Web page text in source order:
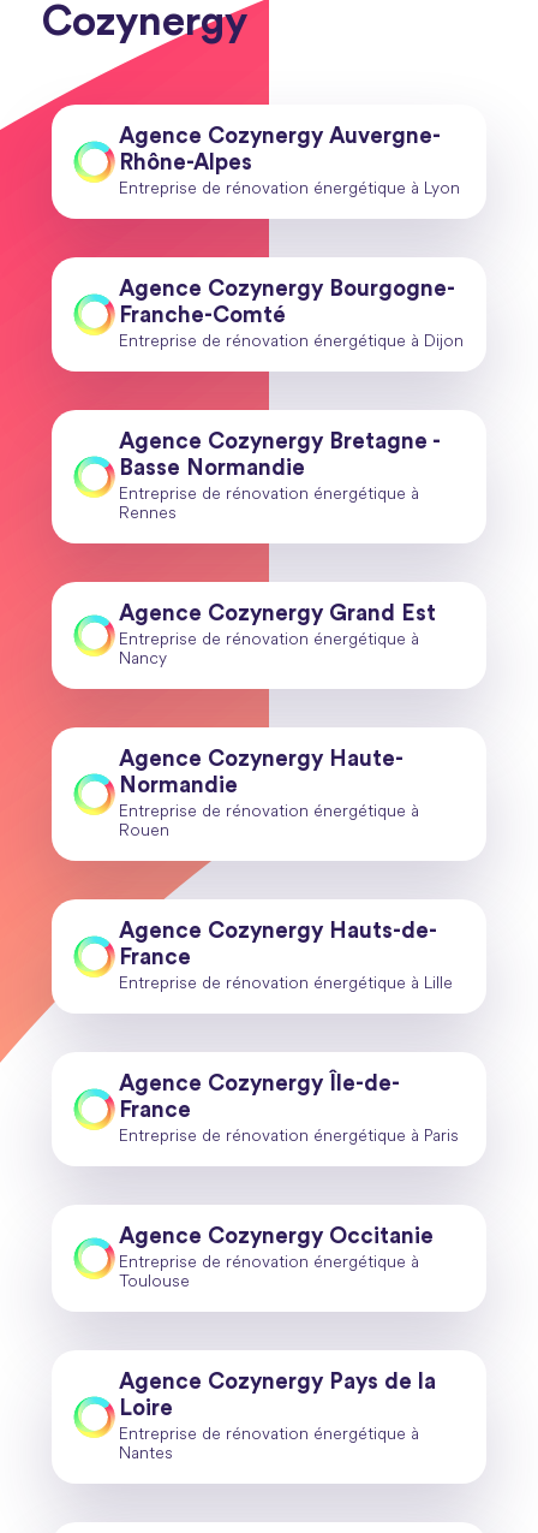
Cozynergy
Agence Cozynergy Auvergne-
Rhône-Alpes
Entreprise de rénovation énergétique à Lyon
Agence Cozynergy Bourgogne-
Franche-Comté
Entreprise de rénovation énergétique à Dijon
Agence Cozynergy Bretagne -
Basse Normandie
Entreprise de rénovation énergétique à
Rennes
Agence Cozynergy Grand Est
Entreprise de rénovation énergétique à
Nancy
Agence Cozynergy Haute-
Normandie
Entreprise de rénovation énergétique à
Rouen
Agence Cozynergy Hauts-de-
France
Entreprise de rénovation énergétique à Lille
Agence Cozynergy Île-de-
France
Entreprise de rénovation énergétique à Paris
Agence Cozynergy Occitanie
Entreprise de rénovation énergétique à
Toulouse
Agence Cozynergy Pays de la
Loire
Entreprise de rénovation énergétique à
Nantes